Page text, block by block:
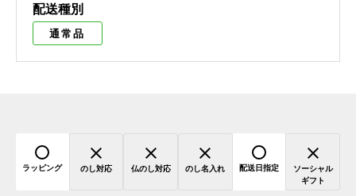
配送種別
通常品
ラッピング のし対応 仏のし対応 のし名入れ 配送日指定
ソーシャル
ギフト